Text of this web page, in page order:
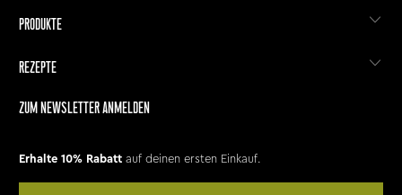
PRODUKTE
REZEPTE
ZUM NEWSLETTER ANMELDEN
Erhalte 10% Rabatt auf deinen ersten Einkauf.